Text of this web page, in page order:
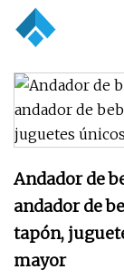
Andador de
andador de
tapón,
mayor